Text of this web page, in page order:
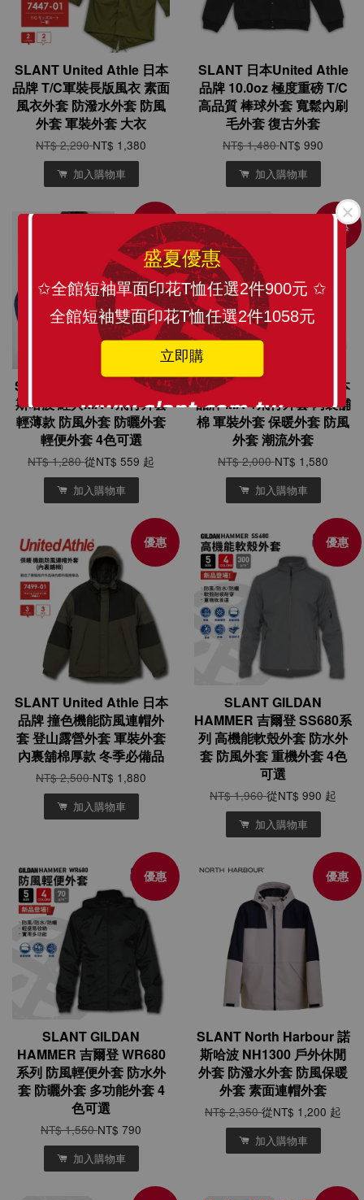
盛夏優惠
✩全館短袖單面印花T恤任選2件900元 ✩
全館短袖雙面印花T恤任選2件1058元
立即購
SLANT United Athle 日本
品牌 T/C軍裝長版風衣 素面
風衣外套 防潑水外套 防風
外套 軍裝外套 大衣
NT$ 2,290NT$ 1,380
加入購物車
SLANT 日本United Athle
品牌 10.0oz 極度重磅 T/C
高品質 棒球外套 寬鬆內刷
毛外套 復古外套
NT$ 1,480NT$ 990
加入購物車
優惠
SLANT North Harbour 諾
斯哈波 經典MA-1飛行外套
輕薄款 防風外套 防曬外套
輕便外套 4色可選
NT$ 1,280從NT$ 559 起
加入購物車
優惠
SLANT United Athle 日本
品牌 MA-1飛行外套 內裏舖
棉 軍裝外套 保暖外套 防風
外套 潮流外套
NT$ 2,000NT$ 1,580
加入購物車
優惠
SLANT United Athle 日本
品牌 撞色機能防風連帽外
套 登山露營外套 軍裝外套
內裏舖棉厚款 冬季必備品
NT$ 2,500NT$ 1,880
加入購物車
優惠
SLANT GILDAN
HAMMER 吉爾登 SS680系
列 高機能軟殼外套 防水外
套 防風外套 重機外套 4色
可選
NT$ 1,960從NT$ 990 起
加入購物車
優惠
SLANT GILDAN
HAMMER 吉爾登 WR680
系列 防風輕便外套 防水外
套 防曬外套 多功能外套 4
色可選
NT$ 1,550NT$ 790
加入購物車
優惠
SLANT North Harbour 諾
斯哈波 NH1300 戶外休閒
外套 防潑水外套 防風保暖
外套 素面連帽外套
NT$ 2,350從NT$ 1,200 起
加入購物車